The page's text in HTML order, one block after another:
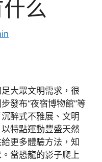
么
大眾文明需求，很
發布“夜宿博物館”等
醉式不雅展、文明
特點運動豐盛天然
給更多體驗方法，知
當恐龍的影子爬上